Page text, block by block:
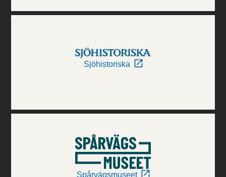
Sjöhistoriska
Spårvägsmuseet